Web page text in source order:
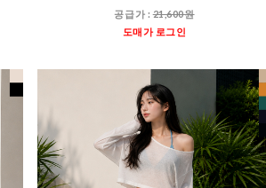
공급가 :21,600원
도매가 로그인